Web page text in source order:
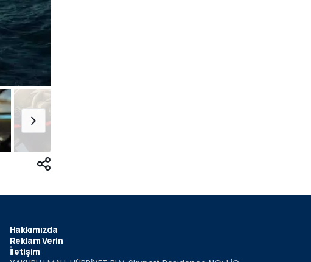
Hakkımızda
Reklam Verin
İletişim